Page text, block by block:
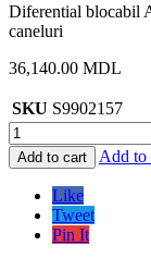
Diferential blocabil
caneluri
36,140.00 MDL
SKU S9902157
Cantitate
Diferential
blocabil
ATOM
Nissan
Y60/Y61
Add to cart Add to
Like
Tweet
Pin It